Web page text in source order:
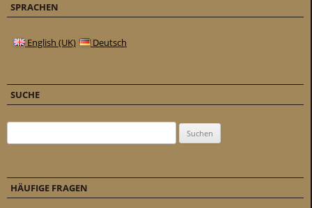
SPRACHEN
English (UK) Deutsch
SUCHE
HÄUFIGE FRAGEN